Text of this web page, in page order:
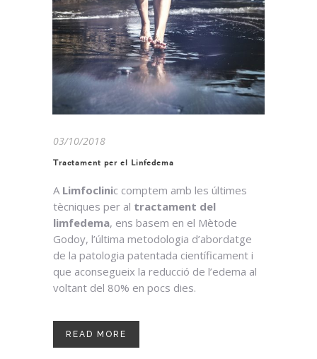
03/10/2018
Tractament per el Linfedema
A Limfoclinic comptem amb les últimes
tècniques per al tractament del
limfedema, ens basem en el Mètode
Godoy, l’última metodologia d’abordatge
de la patologia patentada científicament i
que aconsegueix la reducció de l’edema al
voltant del 80% en pocs dies.
READ MORE